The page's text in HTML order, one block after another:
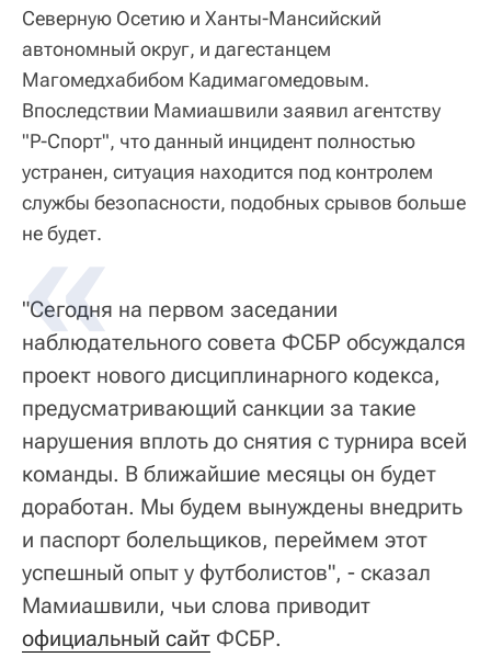
Северную Осетию и Ханты-Мансийский
автономный округ, и дагестанцем
Магомедхабибом Кадимагомедовым.
Впоследствии Мамиашвили заявил агентству
"Р-Спорт", что данный инцидент полностью
устранен, ситуация находится под контролем
службы безопасности, подобных срывов больше
не будет.
"Сегодня на первом заседании
наблюдательного совета ФСБР обсуждался
проект нового дисциплинарного кодекса,
предусматривающий санкции за такие
нарушения вплоть до снятия c турнира всей
команды. В ближайшие месяцы он будет
доработан. Мы будем вынуждены внедрить
и паспорт болельщиков, переймем этот
успешный опыт у футболистов", - сказал
Мамиашвили, чьи слова приводит
официальный сайт ФСБР.